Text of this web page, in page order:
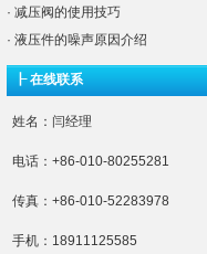
· 减压阀的使用技巧
· 液压件的噪声原因介绍
┠ 在线联系
姓名：闫经理
电话：+86-010-80255281
传真：+86-010-52283978
手机：18911125585